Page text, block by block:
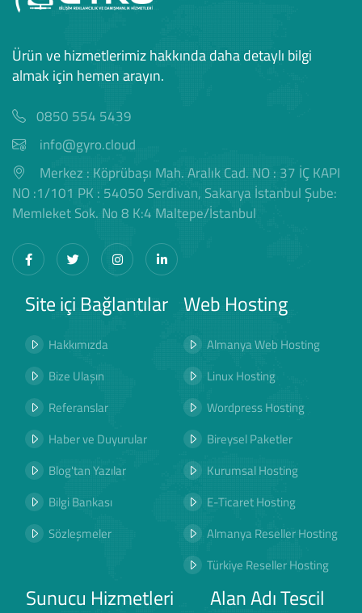
Ürün ve hizmetlerimiz hakkında daha detaylı bilgi
almak için hemen arayın.
0850 554 5439
info@gyro.cloud
Merkez : Köprübaşı Mah. Aralık Cad. NO : 37 İÇ KAPI
NO :1/101 PK : 54050 Serdivan, Sakarya İstanbul Şube:
Memleket Sok. No 8 K:4 Maltepe/İstanbul
Site içi Bağlantılar
Hakkımızda
Bize Ulaşın
Referanslar
Haber ve Duyurular
Blog'tan Yazılar
Bilgi Bankası
Sözleşmeler
Web Hosting
Almanya Web Hosting
Linux Hosting
Wordpress Hosting
Bireysel Paketler
Kurumsal Hosting
E-Ticaret Hosting
Almanya Reseller Hosting
Türkiye Reseller Hosting
Sunucu Hizmetleri Alan Adı Tescil